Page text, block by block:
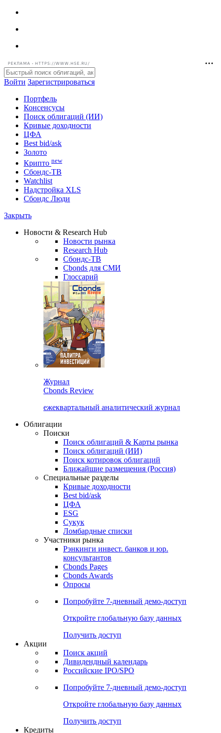
РЕКЛАМА • HTTPS://WWW.HSE.RU/
Войти Зарегистрироваться
Портфель
Консенсусы
Поиск облигаций (ИИ)
Кривые доходности
ЦФА
Best bid/ask
Золото
Крипто new
Watchlist
Сбондс Люди
Новости & Research Hub
Новости рынка
Research Hub
Сбондс-ТВ
Cbonds для СМИ
Глоссарий
Cbonds Review
ежеквартальный аналитический журнал
Облигации
Поиски
Поиск облигаций & Карты рынка
Поиск облигаций (ИИ)
Поиск котировок облигаций
Ближайшие размещения (Россия)
Специальные разделы
Кривые доходности
Best bid/ask
ЦФА
ESG
Сукук
Ломбардные списки
Участники рынка
Рэнкинги инвест. банков и юр.
Cbonds Pages
Опросы
Попробуйте7-дневный
Откройте глобальную базу данных
Получить доступ
Поиск акций
Российские IPO/SPO
Попробуйте7-дневный